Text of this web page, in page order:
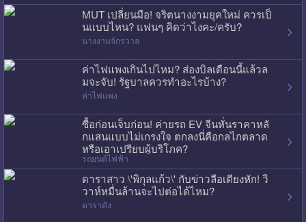
MUT เปลี่ยนมือ! จริตนางงามยุคใหม่ ควรเป็
นแบบไหน? แฟนๆ คิดว่าไงคะ/ครับ?
นางงามจักรวาล
ค่าไฟแพงเกินไปไหม? ส่องบิลเดือนนี้แล้วล
มจะจับ! รัฐบาลควรทำอะไรบ้าง?
ค่าไฟแพง
ซื้อก่อนเจ็บก่อน! ค่ายรถ EV จีนหั่นราคาหลั
กแสนแบบไม่เกรงใจ ตกลงนี่คือกลไกตลาด
หรือเอาเปรียบผู้บริโภค?
รถยนต์ไฟฟ้า
ดาราสาว \'พิกุลแก้ว\' กับข่าวลือเตียงหัก! วิ
วาห์หมื่นล้านจะไปต่อได้ไหม?
ดาราดัง